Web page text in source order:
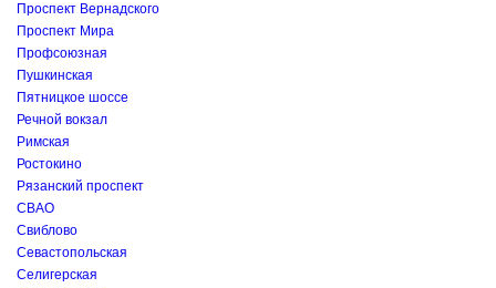
Проспект Вернадского
Проспект Мира
Профсоюзная
Пушкинская
Пятницкое шоссе
Речной вокзал
Римская
Ростокино
Рязанский проспект
СВАО
Свиблово
Севастопольская
Селигерская